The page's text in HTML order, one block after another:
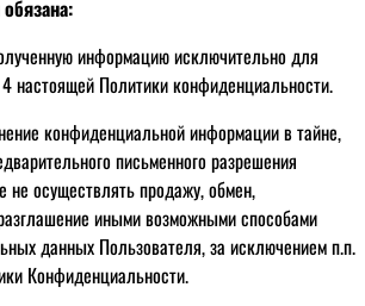
информацию исключительно для
настоящей Политики конфиденциальности.
конфиденциальной информации в тайне,
письменного разрешения
не осуществлять продажу, обмен,
иными возможными способами
данных Пользователя, за исключением п.п.
Конфиденциальности.